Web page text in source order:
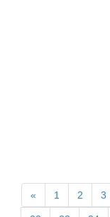
« 1 2 3